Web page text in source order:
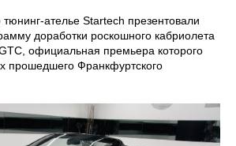
ателье Startech презентовали
доработки роскошного кабриолета
официальная премьера которого
прошедшего Франкфуртского